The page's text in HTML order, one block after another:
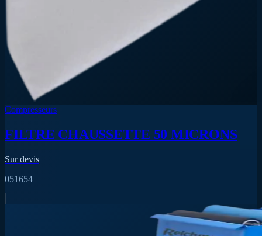
Compresseurs
FILTRE CHAUSSETTE 50 MICRONS
Sur devis
051654